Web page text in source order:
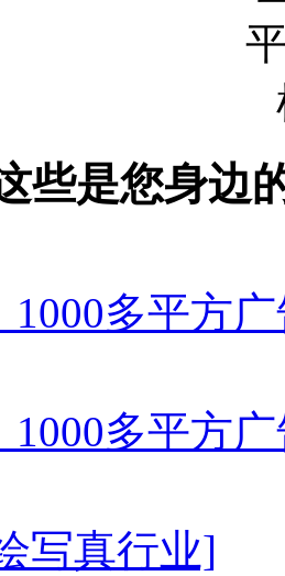
些是您身边
1000多平方
1000多平方
写真行业]